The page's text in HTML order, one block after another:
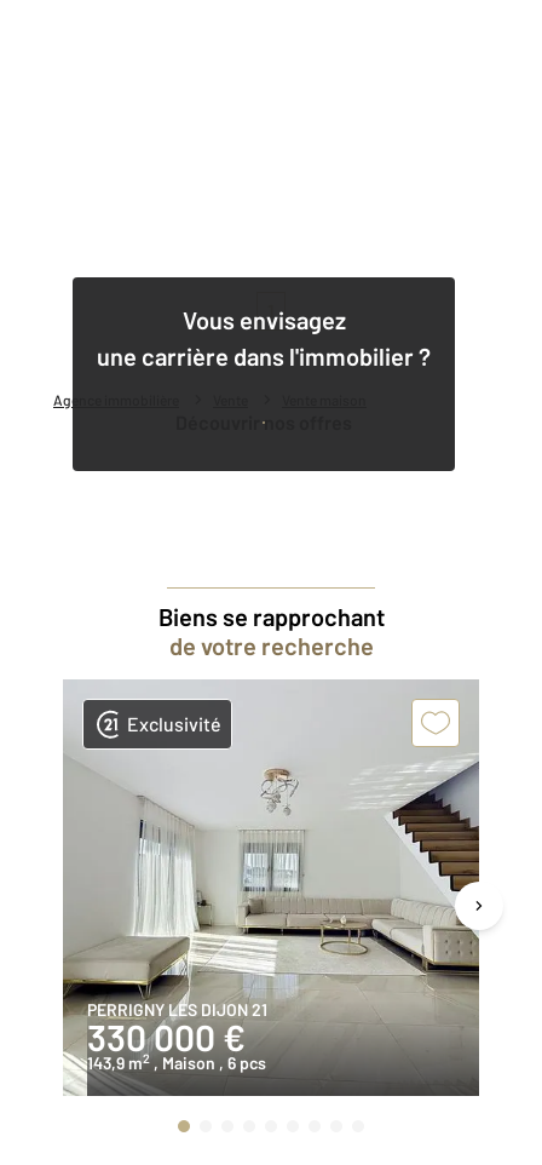
Agence immobilière
Vous envisagez
une carrière dans l'immobilier ?
Découvrir nos offres
Biens se rapprochant
de votre recherche
Exclusivité
PERRIGNY LES DIJON 21
330 000 €
143,9 m2 , Maison , 6 pcs